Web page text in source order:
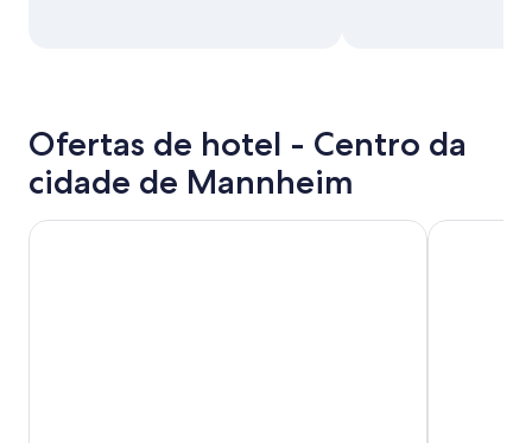
Ofertas de hotel - Centro da
cidade de Mannheim
Radisson Blu Hotel, Mannheim Motel One